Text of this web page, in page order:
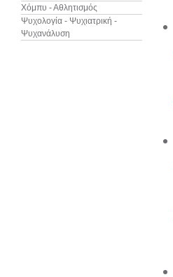
Χόμπυ - Αθλητισμός
Ψυχολογία - Ψυχιατρική -
Ψυχανάλυση